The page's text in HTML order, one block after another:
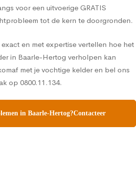
voor een uitvoerige GRATIS
tot de kern te doorgronden.
en met expertise vertellen hoe het
in Baarle-Hertog verholpen kan
met je vochtige kelder en bel ons
op 0800.11.134.
in Baarle-Hertog?Contacteer